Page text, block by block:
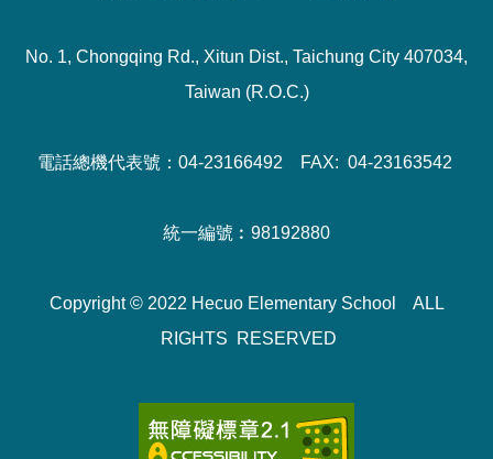
No. 1, Chongqing Rd., Xitun Dist., Taichung City 407034,
Taiwan (R.O.C.)
電話總機代表號：04-23166492 FAX: 04-23163542
統一編號︰98192880
Copyright © 2022 Hecuo Elementary School ALL
RIGHTS RESERVED